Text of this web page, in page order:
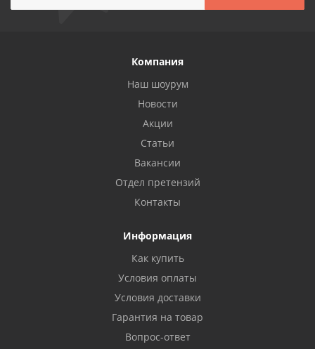
Компания
Наш шоурум
Новости
Акции
Статьи
Вакансии
Отдел претензий
Контакты
Информация
Как купить
Условия оплаты
Условия доставки
Гарантия на товар
Вопрос-ответ